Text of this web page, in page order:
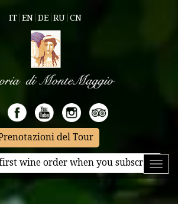
IT EN DE RU CN
del Tour
wine order when you subscribe